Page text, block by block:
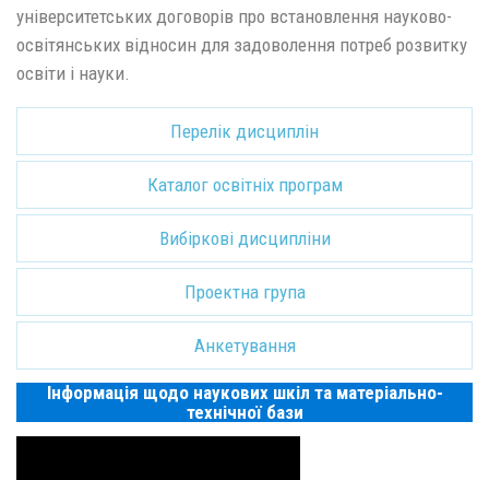
університетських договорів про встановлення науково-
освітянських відносин для задоволення потреб розвитку
освіти і науки.
Перелік дисциплін
Каталог освітніх програм
Вибіркові дисципліни
Проектна група
Анкетування
Інформація щодо наукових шкіл та матеріально-
технічної бази